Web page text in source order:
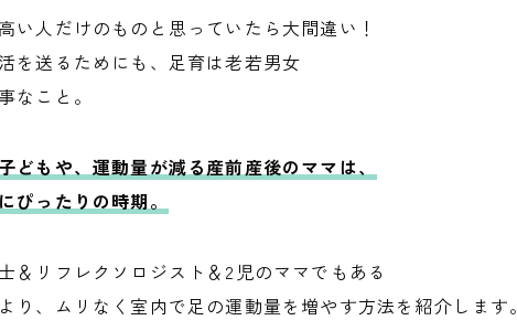
い人だけのものと思っていたら大間違い！
を送るためにも、足育は老若男女
なこと。
どもや、運動量が減る産前産後のママは、
ぴったりの時期。
＆リフレクソロジスト＆2児のママでもある
り、ムリなく室内で足の運動量を増やす方法を紹介します。